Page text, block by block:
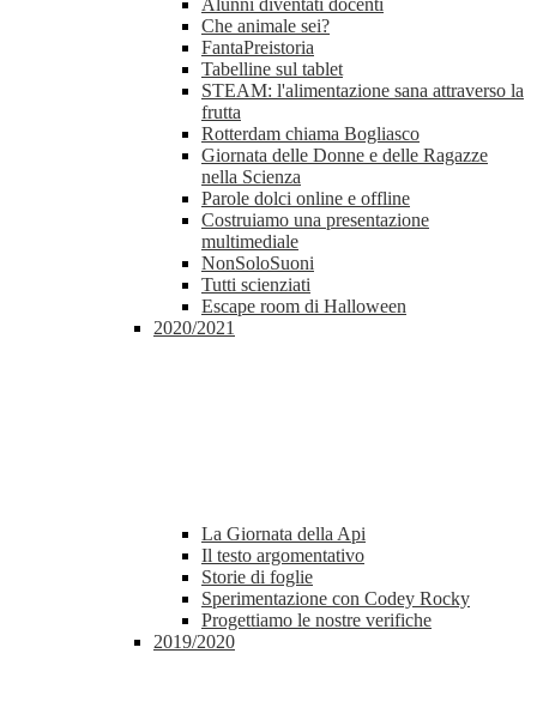
Alunni diventati docenti
Che animale sei?
FantaPreistoria
Tabelline sul tablet
STEAM: l'alimentazione sana attraverso la
frutta
Rotterdam chiama Bogliasco
Giornata delle Donne e delle Ragazze
nella Scienza
Parole dolci online e offline
Costruiamo una presentazione
multimediale
NonSoloSuoni
Tutti scienziati
Escape room di Halloween
2020/2021
La Giornata della Api
Il testo argomentativo
Storie di foglie
Sperimentazione con Codey Rocky
Progettiamo le nostre verifiche
2019/2020